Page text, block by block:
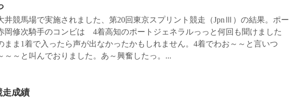
競馬場で実施されました、第20回東京スプリント競走（JpnⅢ）の結果。ポー
岡修次騎手のコンビは 4着高知のポートジェネラルっっと何回も聞けました
まま1着で入ったら声が出なかったかもしれません。4着でわお～～と言いつ
～～と叫んでおりました。あ～興奮したっ。...
走成績